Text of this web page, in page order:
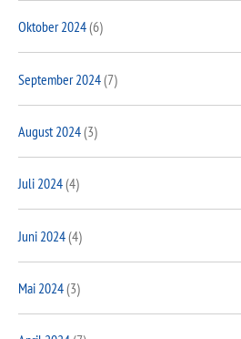
Oktober 2024(6)
September 2024(7)
August 2024(3)
Juli 2024(4)
Juni 2024(4)
Mai 2024(3)